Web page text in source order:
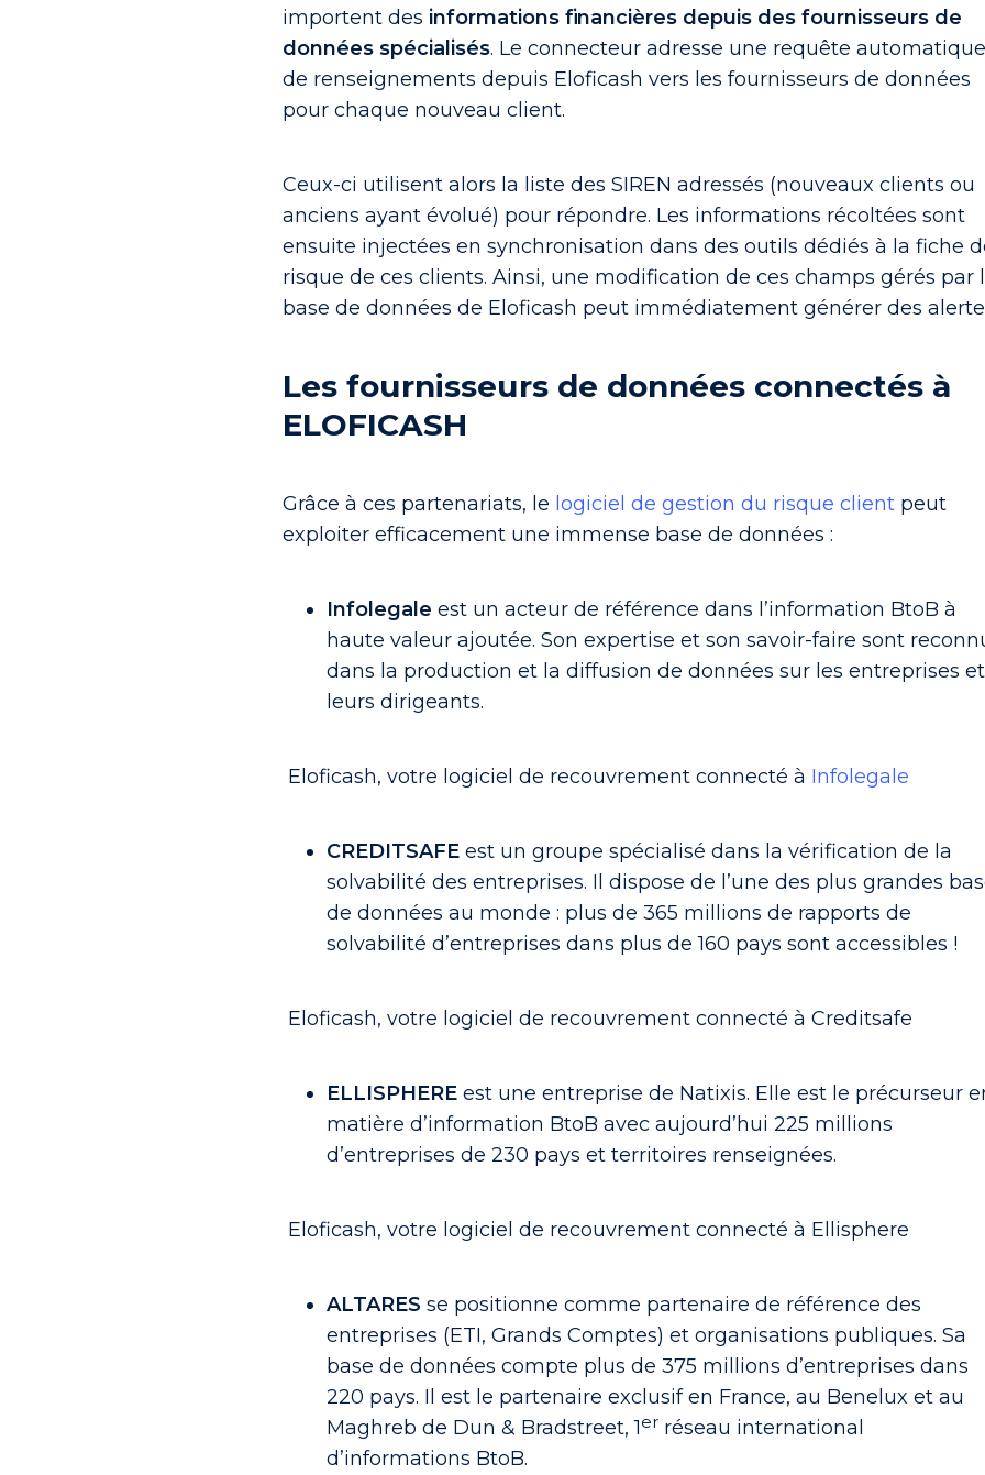
importent des informations financières depuis des fournisseurs de
données spécialisés. Le connecteur adresse une requête
de renseignements depuis Eloficash vers les fournisseurs de données
pour chaque nouveau client.
Ceux-ci utilisent alors la liste des SIREN adressés (nouveaux clients ou
anciens ayant évolué) pour répondre. Les informations récoltées sont
ensuite injectées en synchronisation dans des outils dédiés à la fiche
risque de ces clients. Ainsi, une modification de ces champs gérés par
base de données de Eloficash peut immédiatement générer des
Les fournisseurs de données connectés à
ELOFICASH
Grâce à ces partenariats, le logiciel de gestion du risque client peut
exploiter efficacement une immense base de données :
Infolegaleest un acteur de référence dans l’information BtoB à
haute valeur ajoutée. Son expertise et son savoir-faire sont
dans la production et la diffusion de données sur les entreprises et
leurs dirigeants.
Eloficash, votre logiciel de recouvrement connecté à Infolegale
CREDITSAFE est un groupe spécialisé dans la vérification de la
solvabilité des entreprises. Il dispose de l’une des plus grandes
de données au monde : plus de 365 millions de rapports de
solvabilité d’entreprises dans plus de 160 pays sont accessibles !
Eloficash, votre logiciel de recouvrement connecté à Creditsafe
ELLISPHERE est une entreprise de Natixis. Elle est le précurseur
matière d’information BtoB avec aujourd’hui 225 millions
d’entreprises de 230 pays et territoires renseignées.
Eloficash, votre logiciel de recouvrement connecté à Ellisphere
ALTARES se positionne comme partenaire de référence des
entreprises (ETI, Grands Comptes) et organisations publiques. Sa
base de données compte plus de 375 millions d’entreprises dans
220 pays. Il est le partenaire exclusif en France, au Benelux et au
Maghreb de Dun & Bradstreet, 1er réseau international
d’informations BtoB.